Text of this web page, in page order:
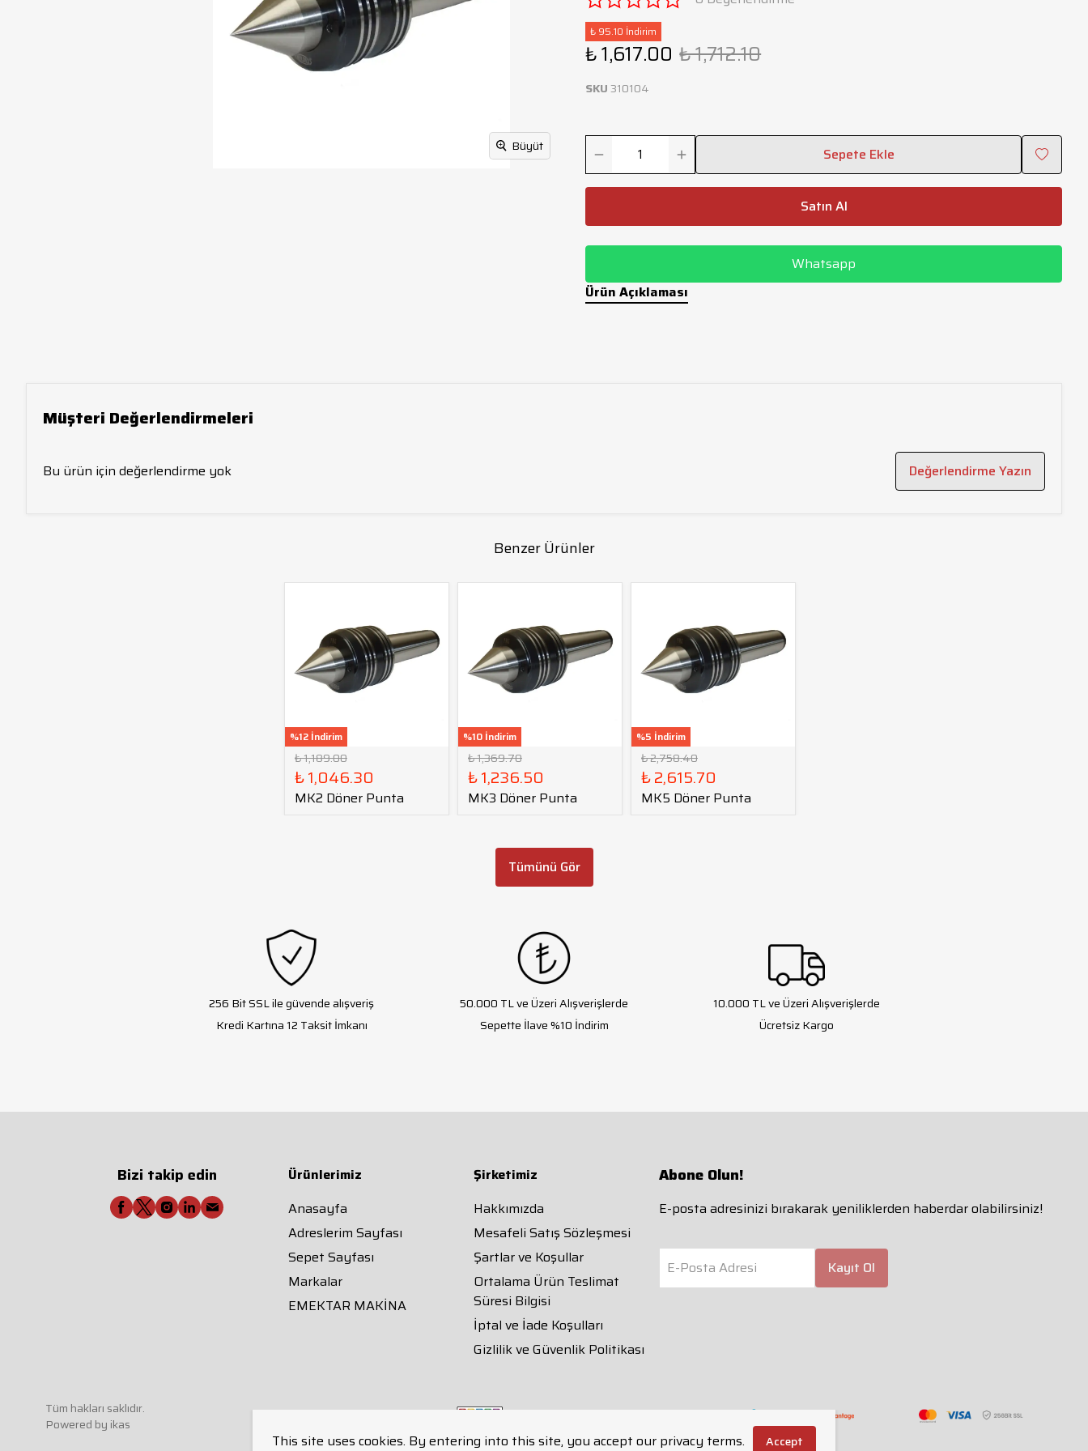
This site uses cookies. By entering into this site, you accept our privacy terms. Accept
Büyüt
₺ 95.10 İndirim
₺ 1,617.00 ₺ 1,712.10
SKU310104
Sepete Ekle
Satın Al
Whatsapp
Ürün Açıklaması
Müşteri Değerlendirmeleri
Bu ürün için değerlendirme yok Değerlendirme Yazın
Benzer Ürünler
%12 İndirim
₺ 1,189.00
₺ 1,046.30
MK2 Döner Punta
%10 İndirim
₺ 1,369.70
₺ 1,236.50
MK3 Döner Punta
%5 İndirim
₺ 2,758.40
₺ 2,615.70
MK5 Döner Punta
Tümünü Gör
256 Bit SSL ile güvende alışveriş
Kredi Kartına 12 Taksit İmkanı
50.000 TL ve Üzeri Alışverişlerde
Sepette İlave %10 İndirim
10.000 TL ve Üzeri Alışverişlerde
Ücretsiz Kargo
Bizi takip edin
Ürünlerimiz
Anasayfa
Adreslerim Sayfası
Sepet Sayfası
Markalar
EMEKTAR MAKİNA
Şirketimiz
Hakkımızda
Mesafeli Satış Sözleşmesi
Şartlar ve Koşullar
Ortalama Ürün Teslimat
Süresi Bilgisi
İptal ve İade Koşulları
Gizlilik ve Güvenlik Politikası
Abone Olun!
E-posta adresinizi bırakarak yeniliklerden haberdar olabilirsiniz!
E-Posta Adresi Kayıt Ol
Tüm hakları saklıdır.
Powered by ikas